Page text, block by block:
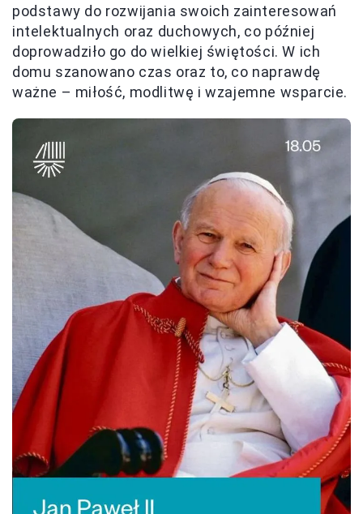
podstawy do rozwijania swoich zainteresowań
intelektualnych oraz duchowych, co później
doprowadziło go do wielkiej świętości. W ich
domu szanowano czas oraz to, co naprawdę
ważne – miłość, modlitwę i wzajemne wsparcie.